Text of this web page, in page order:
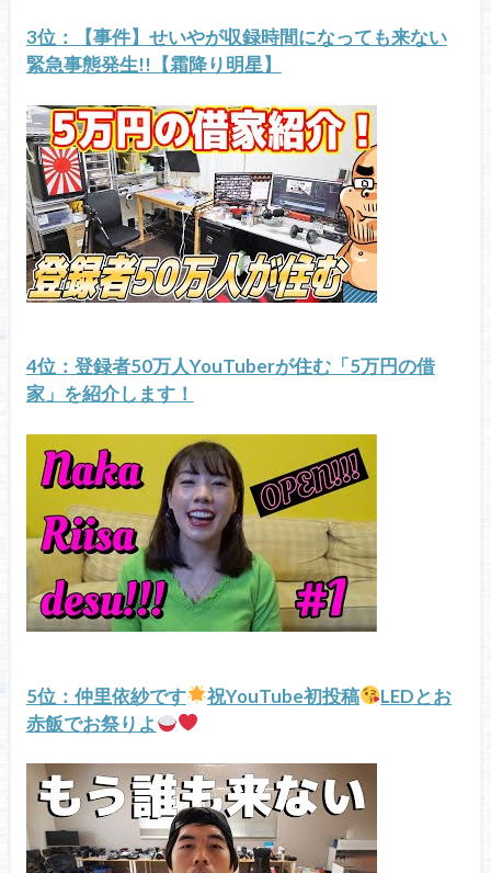
3位：【事件】せいやが収録時間になっても来ない
緊急事態発生!!【霜降り明星】
4位：登録者50万人YouTuberが住む「5万円の借
家」を紹介します！
5位：仲里依紗です 祝YouTube初投稿
LEDとお
赤飯でお祭りよ